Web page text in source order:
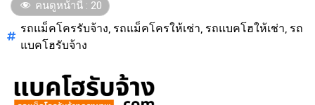
คนดูหน้านี้ : 20
รถแม็คโครรับจ้าง, รถแม็คโครให้เช่า, รถแบคโฮให้เช่า, รถ
แบคโฮรับจ้าง